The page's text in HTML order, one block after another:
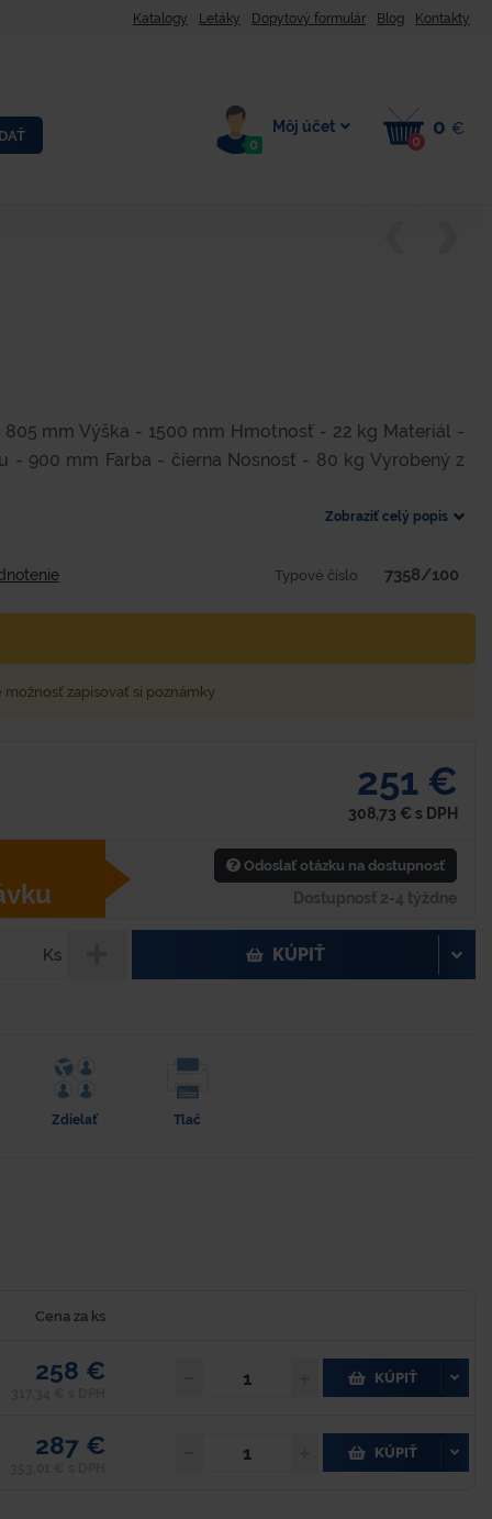
Katalogy Letáky Dopytový formulár Blog Kontakty
0
Môj účet
0
0 €
mm Výška - 1500 mm Hmotnosť - 22 kg Materiál -
- 900 mm Farba - čierna Nosnosť - 80 kg Vyrobený z
Zobraziť celý popis
Typové číslo 7358/100
možnosť zapisovať si poznámky
251 €
308,73 € s DPH
Odoslať otázku na dostupnosť
Dostupnosť 2-4 týždne
Ks KÚPIŤ
Zdielať Tlač
Cena za ks
258 € KÚPIŤ
287 € KÚPIŤ